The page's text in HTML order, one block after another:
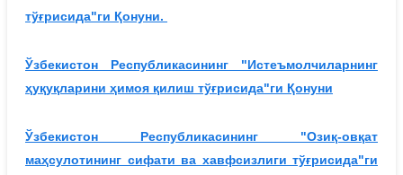
тўғрисида"ги Қонуни.
Ўзбекистон Республикасининг "Истеъмолчиларнинг
ҳуқуқларини ҳимоя қилиш тўғрисида"ги Қонуни
Ўзбекистон Республикасининг "Озиқ-овқат
маҳсулотининг сифати ва хавфсизлиги тўғрисида"ги